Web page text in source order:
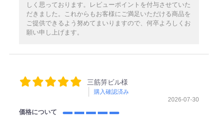
しく思っております。レビューポイントを付与させていた
だきました。これからもお客様にご満足いただける商品を
ご提供できるよう努めてまいりますので、何卒よろしくお
願い申し上げます。
三筋笄ビル様
購入確認済み
2026-07-30
価格について